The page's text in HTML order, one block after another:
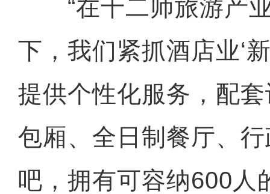
“在十二师旅游产业
下，我们紧抓酒店业‘
提供个性化服务，配
包厢、全日制餐厅、
吧，拥有可容纳600人